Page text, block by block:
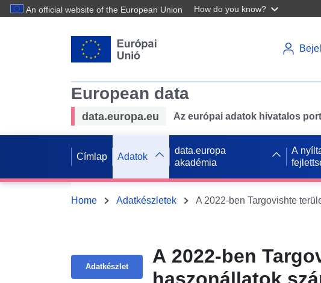
An official website of the European Union How do you know?
European data
data.europa.eu Az európai adatok hivatalos
Címlap Adatok
data.europa
akadémia
A
Home Adatkészletek A 2022-ben Targovishte
Adatkészlet
A 2022-ben
haszonállatok